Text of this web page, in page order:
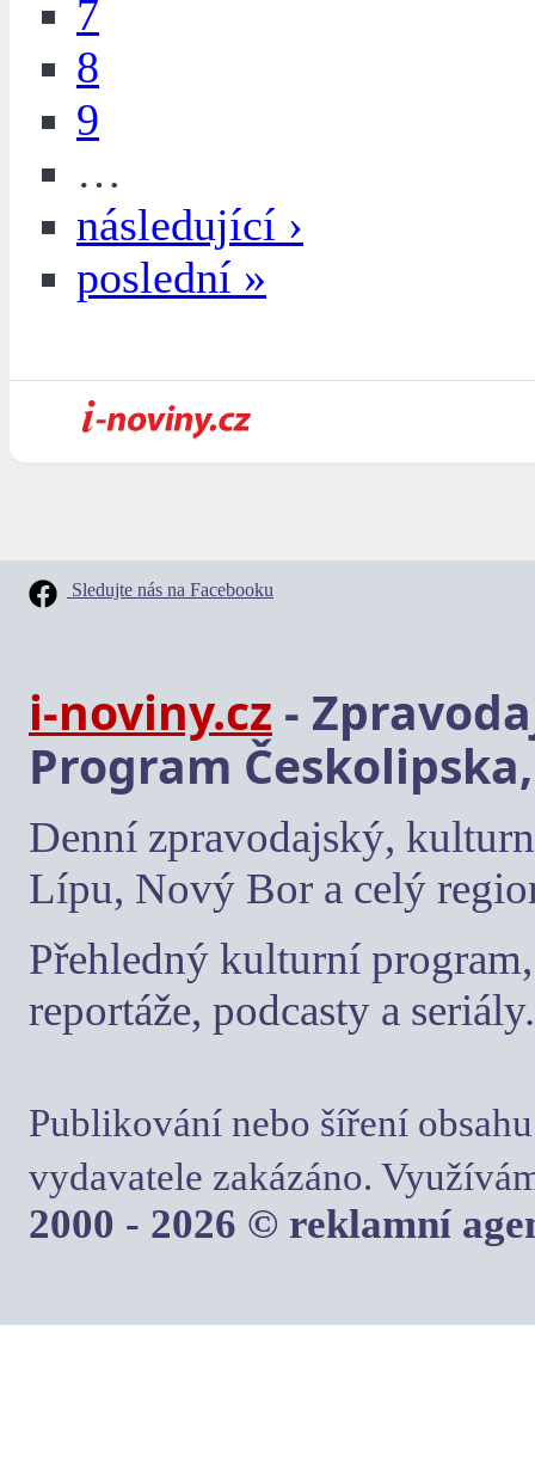
7
8
9
…
následující ›
poslední »
Sledujte nás na Facebooku
i-noviny.cz -
Program
Denní zpravodajský,
Lípu, Nový Bor a celý
Přehledný kulturní
reportáže, podcasty a seriály.
Publikování nebo šíření
vydavatele zakázáno.
2000 - 2026 © reklamní